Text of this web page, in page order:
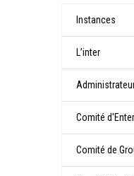
Instances
L’inter
Comité
Comité de